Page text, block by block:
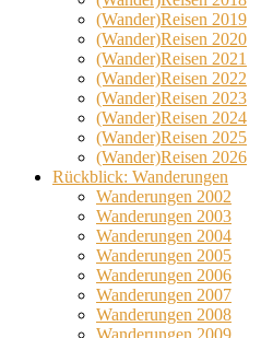
(Wander)Reisen 2019
(Wander)Reisen 2020
(Wander)Reisen 2021
(Wander)Reisen 2022
(Wander)Reisen 2023
(Wander)Reisen 2024
(Wander)Reisen 2025
(Wander)Reisen 2026
Rückblick: Wanderungen
Wanderungen 2002
Wanderungen 2003
Wanderungen 2004
Wanderungen 2005
Wanderungen 2006
Wanderungen 2007
Wanderungen 2008
Wanderungen 2009